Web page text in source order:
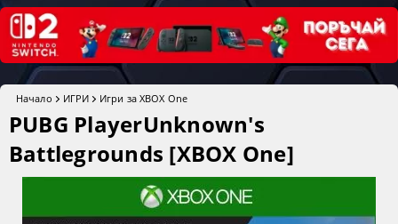
Начало ИГРИ Игри за XBOX One
PUBG PlayerUnknown's
Battlegrounds [XBOX One]